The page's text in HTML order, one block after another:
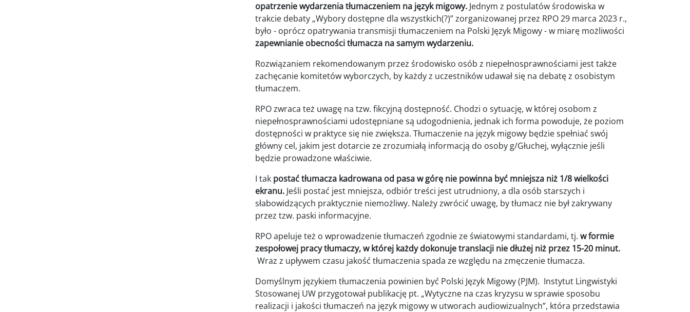
opatrzenie wydarzenia tłumaczeniem na język migowy. Jednym z postulatów środowiska w
trakcie debaty „Wybory dostępne dla wszystkich(?)” zorganizowanej przez RPO 29 marca 2023 r.,
było - oprócz opatrywania transmisji tłumaczeniem na Polski Język Migowy - w miarę możliwości
zapewnianie obecności tłumacza na samym wydarzeniu.
Rozwiązaniem rekomendowanym przez środowisko osób z niepełnosprawnościami jest także
zachęcanie komitetów wyborczych, by każdy z uczestników udawał się na debatę z osobistym
tłumaczem.
RPO zwraca też uwagę na tzw. fikcyjną dostępność. Chodzi o sytuację, w której osobom z
niepełnosprawnościami udostępniane są udogodnienia, jednak ich forma powoduje, że poziom
dostępności w praktyce się nie zwiększa. Tłumaczenie na język migowy będzie spełniać swój
główny cel, jakim jest dotarcie ze zrozumiałą informacją do osoby g/Głuchej, wyłącznie jeśli
będzie prowadzone właściwie.
I tak postać tłumacza kadrowana od pasa w górę nie powinna być mniejsza niż 1/8 wielkości
ekranu. Jeśli postać jest mniejsza, odbiór treści jest utrudniony, a dla osób starszych i
słabowidzących praktycznie niemożliwy. Należy zwrócić uwagę, by tłumacz nie był zakrywany
przez tzw. paski informacyjne.
RPO apeluje też o wprowadzenie tłumaczeń zgodnie ze światowymi standardami, tj. w formie
zespołowej pracy tłumaczy, w której każdy dokonuje translacji nie dłużej niż przez 15-20 minut.
Wraz z upływem czasu jakość tłumaczenia spada ze względu na zmęczenie tłumacza.
Domyślnym językiem tłumaczenia powinien być Polski Język Migowy (PJM). Instytut Lingwistyki
Stosowanej UW przygotował publikację pt. „Wytyczne na czas kryzysu w sprawie sposobu
realizacji i jakości tłumaczeń na język migowy w utworach audiowizualnych”, która przedstawia